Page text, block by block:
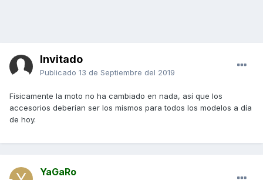
Invitado
Publicado 13 de Septiembre del 2019
Físicamente la moto no ha cambiado en nada, así que los
accesorios deberían ser los mismos para todos los modelos a día
de hoy.
YaGaRo